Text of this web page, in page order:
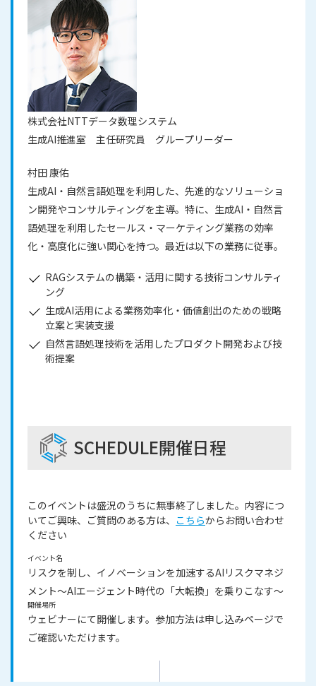
株式会社NTTデータ数理システム
生成AI推進室 主任研究員 グループリーダー
村田 康佑
生成AI・自然言語処理を利用した、先進的なソリューショ
ン開発やコンサルティングを主導。特に、生成AI・自然言
語処理を利用したセールス・マーケティング業務の効率
化・高度化に強い関心を持つ。最近は以下の業務に従事。
RAGシステムの構築・活用に関する技術コンサルティ
ング
生成AI活用による業務効率化・価値創出のための戦略
立案と実装支援
自然言語処理技術を活用したプロダクト開発および技
術提案
SCHEDULE開催日程
このイベントは盛況のうちに無事終了しました。内容につ
いてご興味、ご質問のある方は、 こちらからお問い合わせ
ください
イベント名
リスクを制し、イノベーションを加速するAIリスクマネジ
メント～AIエージェント時代の「大転換」を乗りこなす～
開催場所
ウェビナーにて開催します。参加方法は申し込みページで
ご確認いただけます。